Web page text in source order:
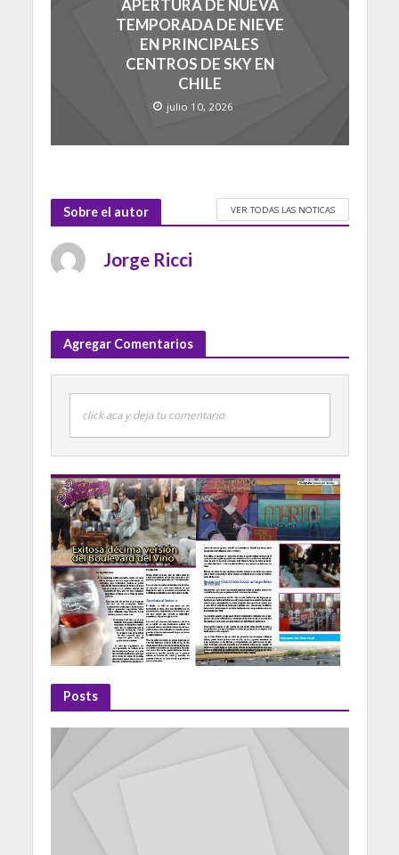
APERTURA DE NUEVA
TEMPORADA DE NIEVE
EN PRINCIPALES
CENTROS DE SKY EN
CHILE
julio 10, 2026
Sobre el autor VER TODAS LAS NOTICAS
Jorge Ricci
Agregar Comentarios
click aca y deja tu comentario
Posts